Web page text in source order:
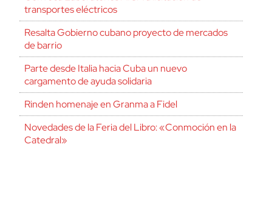
transportes eléctricos
Resalta Gobierno cubano proyecto de mercados
de barrio
Parte desde Italia hacia Cuba un nuevo
cargamento de ayuda solidaria
Rinden homenaje en Granma a Fidel
Novedades de la Feria del Libro: «Conmoción en la
Catedral»